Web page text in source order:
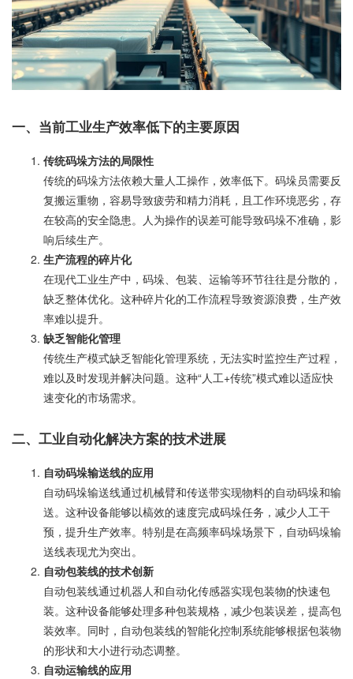
一、当前工业生产效率低下的主要原因
传统码垛方法的局限性
传统的码垛方法依赖大量人工操作，效率低下。码垛员需要反
复搬运重物，容易导致疲劳和精力消耗，且工作环境恶劣，存
在较高的安全隐患。人为操作的误差可能导致码垛不准确，影
响后续生产。
生产流程的碎片化
在现代工业生产中，码垛、包装、运输等环节往往是分散的，
缺乏整体优化。这种碎片化的工作流程导致资源浪费，生产效
率难以提升。
缺乏智能化管理
传统生产模式缺乏智能化管理系统，无法实时监控生产过程，
难以及时发现并解决问题。这种“人工+传统”模式难以适应快
速变化的市场需求。
二、工业自动化解决方案的技术进展
自动码垛输送线的应用
自动码垛输送线通过机械臂和传送带实现物料的自动码垛和输
送。这种设备能够以槁效的速度完成码垛任务，减少人工干
预，提升生产效率。特别是在高频率码垛场景下，自动码垛输
送线表现尤为突出。
自动包装线的技术创新
自动包装线通过机器人和自动化传感器实现包装物的快速包
装。这种设备能够处理多种包装规格，减少包装误差，提高包
装效率。同时，自动包装线的智能化控制系统能够根据包装物
的形状和大小进行动态调整。
自动运输线的应用